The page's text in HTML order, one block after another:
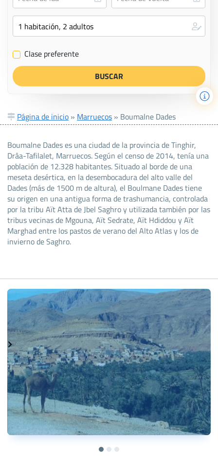
✔ Clase preferente
Página de inicio » Marruecos » Boumalne Dades
Boumalne Dades es una ciudad de la provincia de Tinghir,
Drâa-Tafilalet, Marruecos. Según el censo de 2014, tenía una
población de 12.328 habitantes. Situado al borde de una
meseta desértica, en la desembocadura del alto valle del
Dades (más de 1500 m de altura), el Boulmane Dades tiene
su origen en una antigua forma de trashumancia, controlada
por la tribu Aït Atta de Jbel Saghro y utilizada también por las
tribus vecinas de Mgouna, Aït Sedrate, Aït Hdiddou y Aït
Marghad entre los pastos de verano del Alto Atlas y los de
invierno de Saghro.